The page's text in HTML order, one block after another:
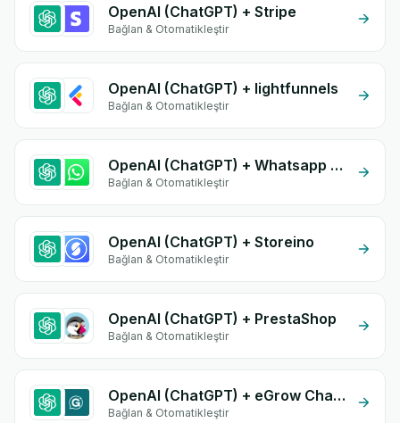
OpenAI (ChatGPT) + Stripe
Bağlan & Otomatikleştir
OpenAI (ChatGPT) + lightfunnels
Bağlan & Otomatikleştir
OpenAI (ChatGPT) + Whatsapp API
Bağlan & Otomatikleştir
OpenAI (ChatGPT) + Storeino
Bağlan & Otomatikleştir
OpenAI (ChatGPT) + PrestaShop
Bağlan & Otomatikleştir
OpenAI (ChatGPT) + eGrow Chat Widget
Bağlan & Otomatikleştir